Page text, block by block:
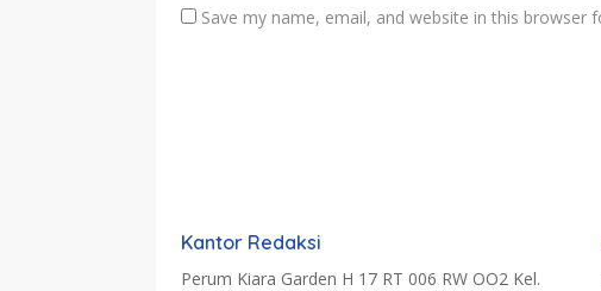
Save my name, email, and website in this browser
Kantor Redaksi
Perum Kiara Garden H 17 RT 006 RW OO2 Kel.